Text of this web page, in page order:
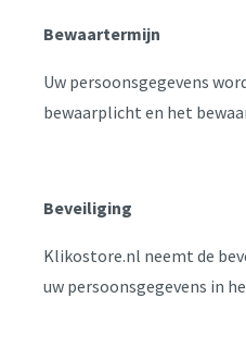
Bewaartermijn
Uw persoonsgegevens
bewaarplicht en het
Beveiliging
Klikostore.nl neemt de
uw persoonsgegevens in